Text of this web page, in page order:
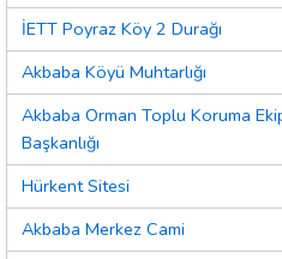
İETT Poyraz Köy 2 Durağı
Akbaba Köyü Muhtarlığı
Akbaba Orman Toplu Koruma
Başkanlığı
Hürkent Sitesi
Akbaba Merkez Cami